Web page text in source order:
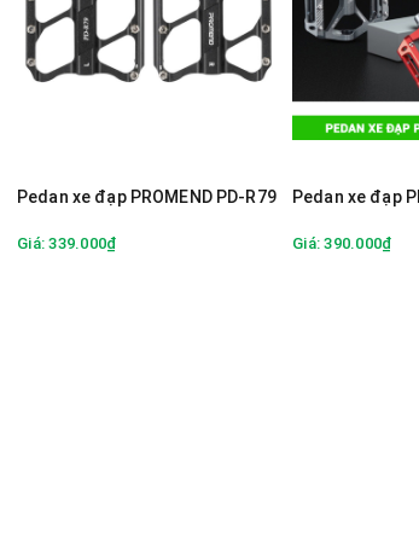
Pedan xe đạp PROMEND PD-R79
Giá: 339.000₫
Pedan xe đạp
Giá: 390.000₫